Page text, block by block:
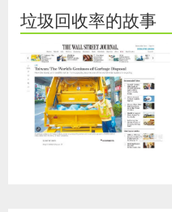
垃圾回收率的故事